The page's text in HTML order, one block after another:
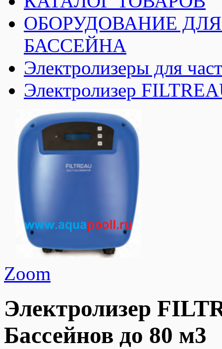
ОБОРУДОВАНИЕ
БАССЕЙНА
Электролизеры для
Электролизер
Zoom
Электролизер
Бассейнов до 80 м3